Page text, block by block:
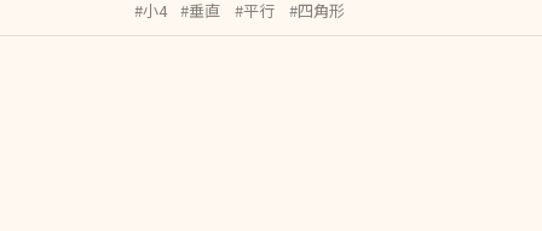
#小4 #垂直 #平行 #四角形